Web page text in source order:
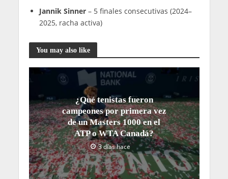
Jannik Sinner– 5 finales consecutivas (2024–
2025, racha activa)
You may also like
¿Qué tenistas fueron
campeones por primera vez
de un Masters 1000 en el
ATP o WTA Canadá?
3 días hace